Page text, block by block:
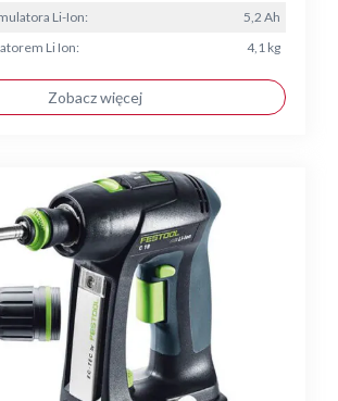
Li-Ion:
5,2 Ah
Li Ion:
4,1 kg
Zobacz więcej